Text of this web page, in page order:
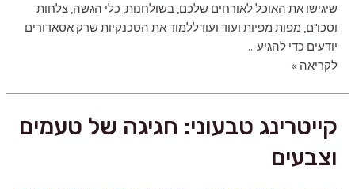
שיגישו את האוכל לאורחים שלכם, בשולחנות, כלי הגשה, צלחות
וסכו"ם, מפות מפיות ועוד ועודללמוד את הטכנקיות שרק אסאדורים
יודעים כדי להגיע …
קייטרינג
לקריאה »
קייטרינג טבעוני: חגיגה של טעמים
וצבעים